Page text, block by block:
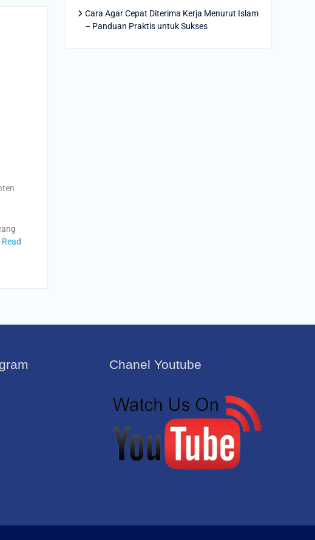
Read
Cara Agar Cepat Diterima Kerja Menurut Islam
– Panduan Praktis untuk Sukses
Chanel Youtube